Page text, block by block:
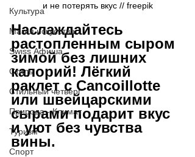
Культура
Магия искусства
Swiss Афиша
Стиль
Стильный четверг
Природа - Климат
Туризм
Спорт
и не потерять вкус // freepik
Наслаждайтесь
растопленным сыром
зимой без лишних
калорий! Лёгкий
раклет с Cancoillotte
или швейцарскими
сырами подарит вкус
и уют без чувства
вины.